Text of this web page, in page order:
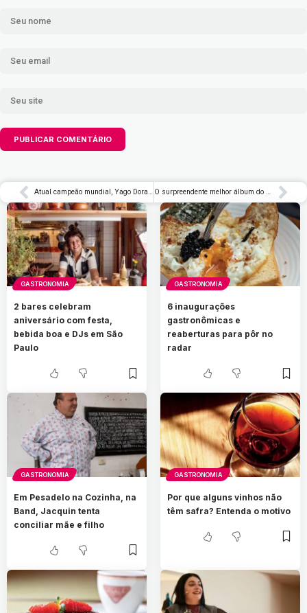
Atual campeão mundial, Yago Dora vence etapa de Saquarema da WSL O surpreendente melhor álbum do Queen, na opinião de Brian May
GASTRONOMIA
2 bares celebram
aniversário com festa,
bebida boa e DJs em São
Paulo
GASTRONOMIA
6 inaugurações
gastronômicas e
reaberturas para pôr no
radar
GASTRONOMIA
Em Pesadelo na Cozinha, na
Band, Jacquin tenta
conciliar mãe e filho
GASTRONOMIA
Por que alguns vinhos não
têm safra? Entenda o motivo